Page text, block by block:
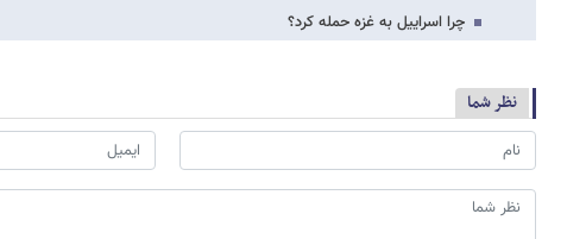
چرا اسراییل به غزه حمله کرد؟
نظر شما